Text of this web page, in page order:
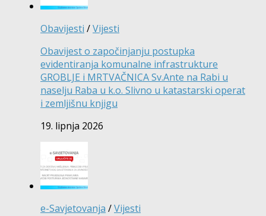
Obavijesti /Vijesti
Obavijest o započinjanju postupka
evidentiranja komunalne infrastrukture
GROBLJE i MRTVAČNICA Sv.Ante na Rabi u
naselju Raba u k.o. Slivno u katastarski operat
i zemljišnu knjigu
19. lipnja 2026
e-Savjetovanja /Vijesti